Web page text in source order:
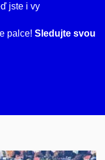
jste i vy
palce! Sledujte svou